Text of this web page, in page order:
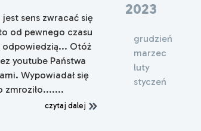
sens zwracać się
od pewnego czasu
odpowiedzią... Otóż
youtube Państwa
Wypowiadał się
zmroziło.......
czytaj dalej
2023
grudzień
marzec
luty
styczeń